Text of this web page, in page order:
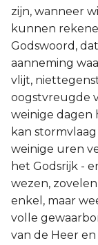
zijn, wanneer
kunnen
Godswoord,
aanneming
vlijt,
oogstvreugde
weinige dagen
kan
weinige uren
het Godsrijk -
wezen,
enkel, maar
volle
van de Heer